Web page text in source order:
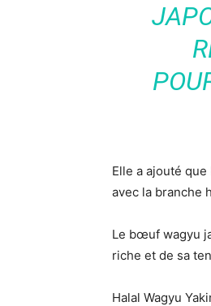
Elle a ajouté
avec la branche
Le bœuf wagyu
riche et de sa
Halal Wagyu